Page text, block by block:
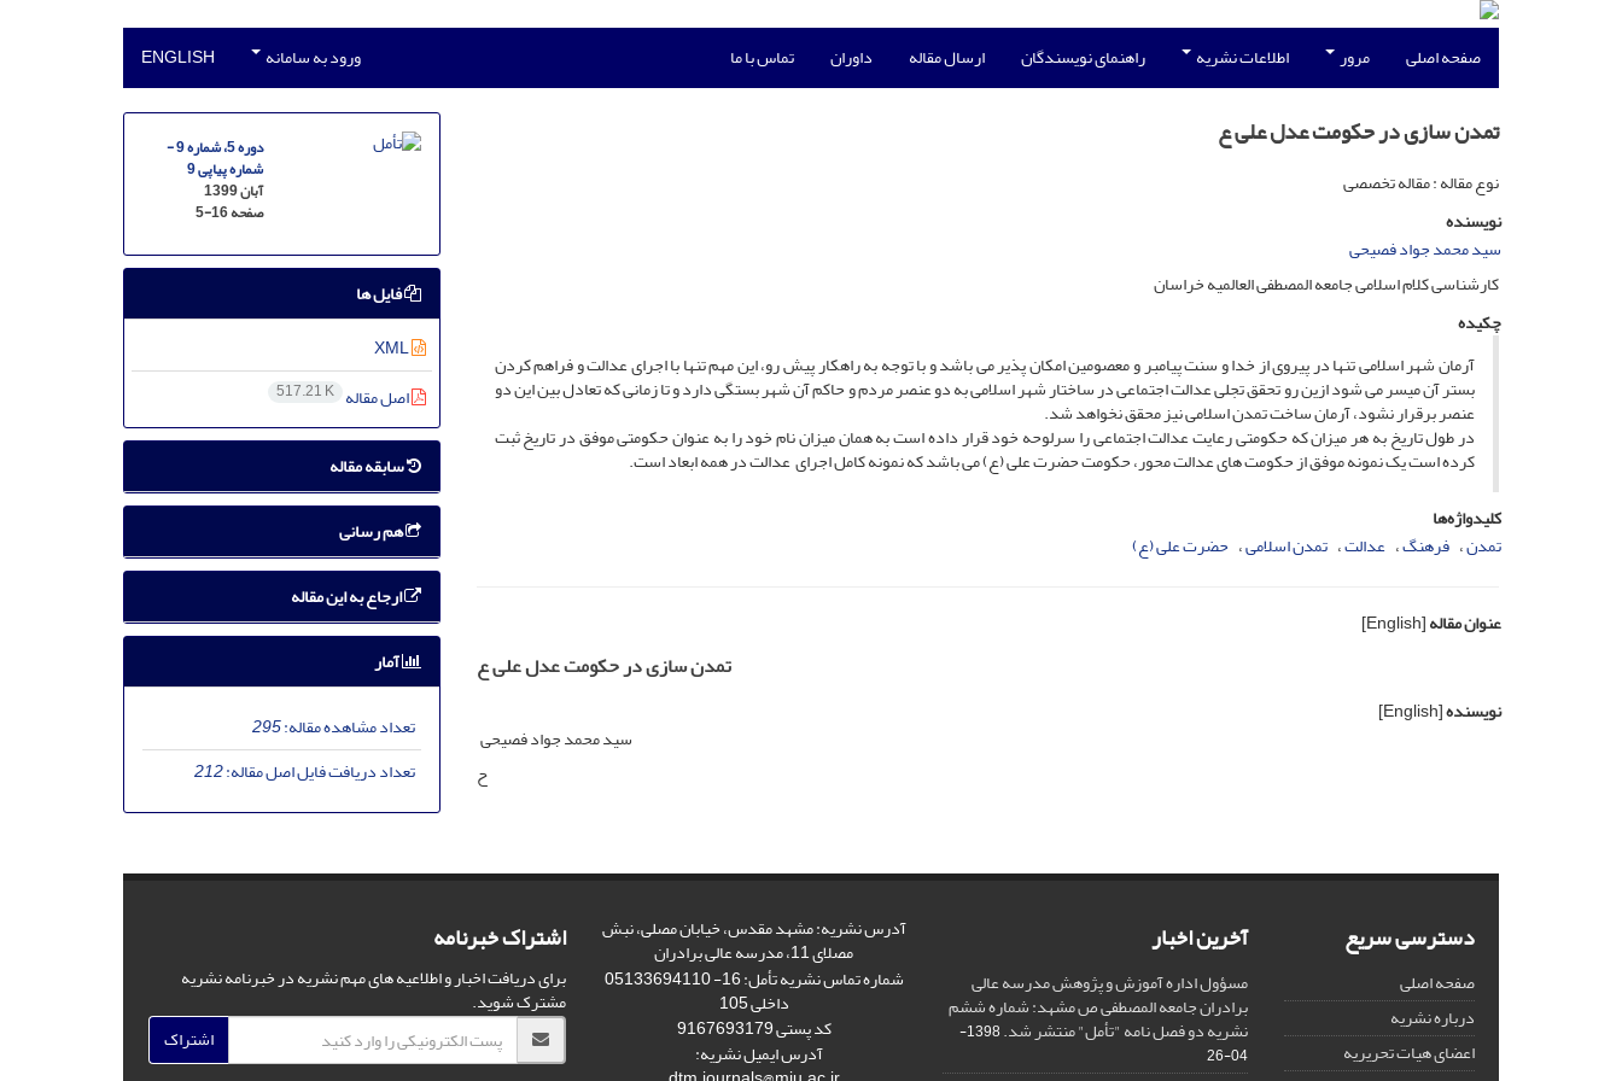
صفحه اصلی مرور اطلاعات نشریه راهنمای نویسندگان ارسال مقاله داوران تماس با ما ورود به سامانه ENGLISH
تمدن سازی در حکومت عدل علی ع
نوع مقاله : مقاله تخصصی
نویسنده
سید محمد جواد فصیحی
کارشناسی کلام اسلامی جامعه المصطفی العالمیه خراسان
چکیده
آرمان شهر اسلامی تنها در پیروی از خدا و سنت پیامبر و معصومین امکان پذیر می باشد و با توجه به راهکار پیش رو، این مهم تنها با اجرای عدالت و فراهم کردن
بستر آن میسر می شود ازین رو تحقق تجلی عدالت اجتماعی در ساختار شهر اسلامی به دو عنصر مردم و حاکم آن شهر بستگی دارد و تا زمانی که تعادل بین این دو
عنصر برقرار نشود، آرمان ساخت تمدن اسلامی نیز محقق نخواهد شد.
در طول تاریخ به هر میزان که حکومتی رعایت عدالت اجتماعی را سرلوحه خود قرار داده است به همان میزان نام خود را به عنوان حکومتی موفق در تاریخ ثبت
کرده است یک نمونه موفق از حکومت های عدالت محور، حکومت حضرت علی (ع) می باشد که نمونه کامل اجرای عدالت در همه ابعاد است.
کلیدواژه‌ها
تمدن فرهنگ عدالت تمدن اسلامی حضرت علی (ع)
عنوان مقاله[English]
تمدن سازی در حکومت عدل علی ع
نویسنده[English]
سید محمد جواد فصیحی
ح
دوره 5، شماره 9 -
شماره پیاپی 9
آبان 1399
صفحه5-16
فایل ها
XML
اصل مقاله 517.21 K
سابقه مقاله
هم رسانی
ارجاع به این مقاله
آمار
تعداد مشاهده مقاله:295
تعداد دریافت فایل اصل مقاله:212
دسترسی سریع
صفحه اصلی
درباره نشریه
اعضای هیات تحریریه
آخرین اخبار
مسؤول اداره آموزش و پژوهش مدرسه عالی
برادران جامعه المصطفی ص مشهد: شماره ششم
نشریه دو فصل نامه "تأمل" منتشر شد.
1398-
04-26
آدرس نشریه: مشهد مقدس، خیابان مصلی، نبش
مصلای 11، مدرسه عالی برادران
شماره تماس نشریه تأمل: 16- 05133694110
داخلی 105
کد پستی 9167693179
آدرس ایمیل نشریه:
اشتراک خبرنامه
برای دریافت اخبار و اطلاعیه های مهم نشریه در خبرنامه نشریه
مشترک شوید.
اشتراک